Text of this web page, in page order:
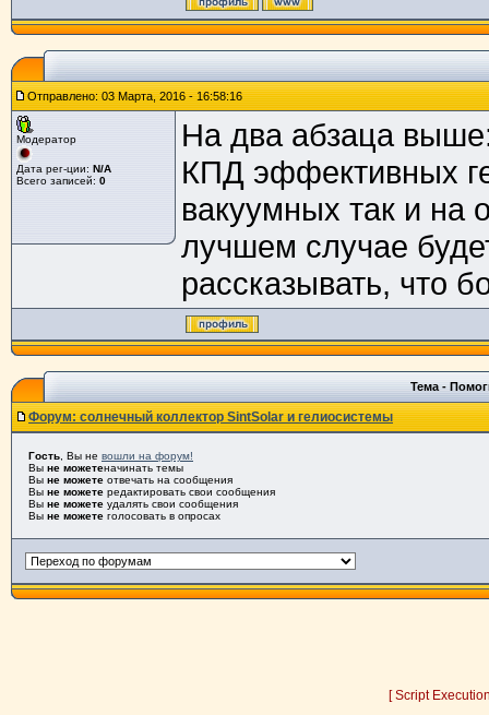
Отправлено: 03 Марта, 2016 - 16:58:16
Модератор
Дата рег-ции: N/A
Всего записей: 0
На два абзаца
КПД эффективных
вакуумных так и на
лучшем случае
рассказывать, что
Тема -
Форум: солнечный коллектор SintSolar и гелиосистемы
Гость , Вы не вошли на форум!
Вы не можетеначинать темы
Вы не можете отвечать на сообщения
Вы не можете редактировать свои сообщения
Вы не можете удалять свои сообщения
Вы не можете голосовать в опросах
[ Script